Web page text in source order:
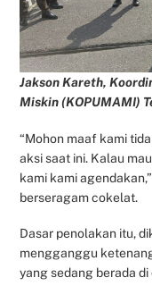
Jakson Kareth,
Miskin (KOPUMAMI)
“Mohon maaf kami
aksi saat ini. Kalau
kami kami
berseragam cokelat.
Dasar penolakan itu,
mengganggu
yang sedang berada